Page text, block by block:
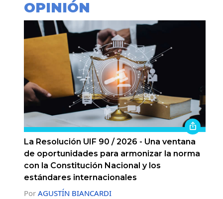
OPINIÓN
La Resolución UIF 90 / 2026 - Una ventana
de oportunidades para armonizar la norma
con la Constitución Nacional y los
estándares internacionales
Por AGUSTÍN BIANCARDI